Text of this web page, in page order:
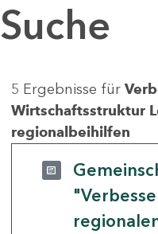
Suche
5 Ergebnisse für
Wirtschaftsstruktur
regionalbeihilfen